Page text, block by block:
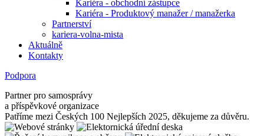
Kariéra - obchodní zástupce
Kariéra - Produktový manažer / manažerka
Partnerství
kariera-volna-mista
Aktuálně
Kontakty
Podpora
Partner pro samosprávy
a příspěvkové organizace
Patříme mezi Českých 100 Nejlepších 2025, děkujeme za důvěru.